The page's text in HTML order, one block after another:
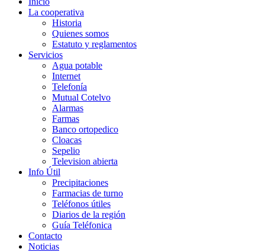
La cooperativa
Historia
Quienes somos
Estatuto y reglamentos
Servicios
Agua potable
Internet
Telefonía
Mutual Cotelvo
Alarmas
Farmas
Banco ortopedico
Cloacas
Sepelio
Television abierta
Info Útil
Precipitaciones
Farmacias de turno
Teléfonos útiles
Diarios de la región
Guía Teléfonica
Contacto
Noticias